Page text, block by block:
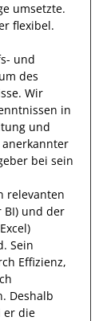
umsetzte.
flexibel.
und
des
Wir
in
und
anerkannter
bei sein
relevanten
BI) und der
Sein
Effizienz,
. Deshalb
er die